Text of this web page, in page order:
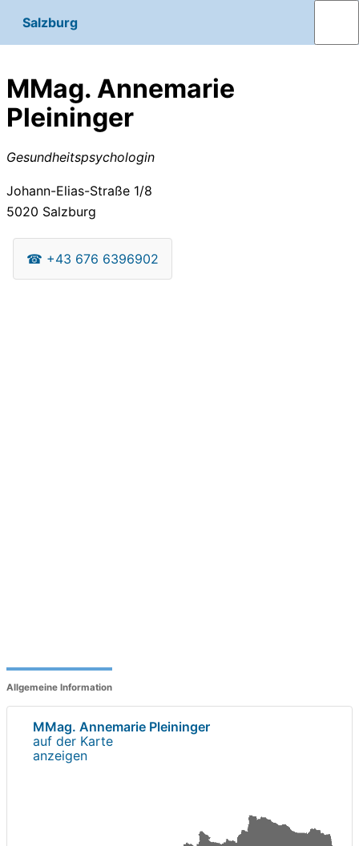
Salzburg
MMag. Annemarie
Pleininger
Gesundheitspsychologin
Johann-Elias-Straße 1/8
5020 Salzburg
☎ +43 676 6396902
Allgemeine Information
MMag. Annemarie Pleininger
auf der Karte
anzeigen